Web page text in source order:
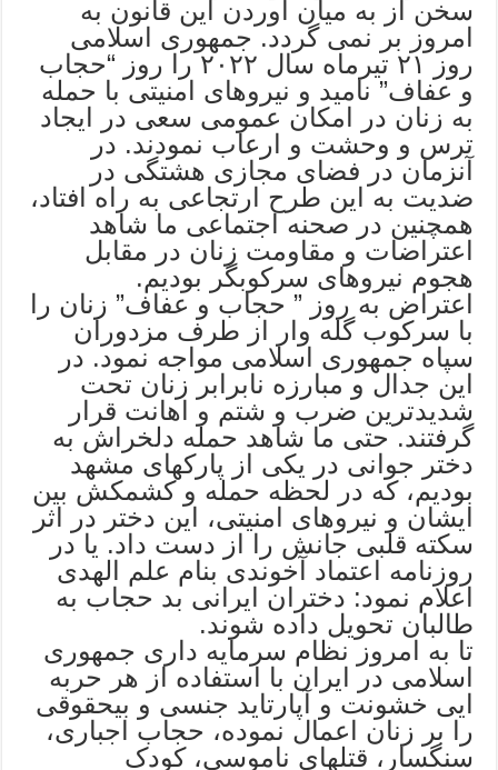
سخن از به میان آوردن این قانون به
امروز بر نمی گردد. جمهوری اسلامی
روز ۲۱ تیرماه سال ۲۰۲۲ را روز “حجاب
و عفاف” نامید و نیروهای امنیتی با حمله
به زنان در امکان عمومی سعی در ایجاد
ترس و وحشت و ارعاب نمودند. در
آنزمان در فضای مجازی هشتگی در
ضدیت به این طرح ارتجاعی به راه افتاد،
همچنین در صحنه اجتماعی ما شاهد
اعتراضات و مقاومت زنان در مقابل
هجوم نیروهای سرکوبگر بودیم.
اعتراض به روز ” حجاب و عفاف” زنان را
با سرکوب گله وار از طرف مزدوران
سپاه جمهوری اسلامی مواجه نمود. در
این جدال و مبارزه نابرابر زنان تحت
شدیدترین ضرب و شتم و اهانت قرار
گرفتند. حتی ما شاهد حمله دلخراش به
دختر جوانی در یکی از پارکهای مشهد
بودیم، که در لحظه حمله و کشمکش بین
ایشان و نیروهای امنیتی، این دختر در اثر
سکته قلبی جانش را از دست داد. یا در
روزنامه اعتماد آخوندی بنام علم الهدی
اعلام نمود: دختران ایرانی بد حجاب به
طالبان تحویل داده شوند.
تا به امروز نظام سرمایه داری جمهوری
اسلامی در ایران با استفاده از هر حربه
ایی خشونت و آپارتاید جنسی و بیحقوقی
را بر زنان اعمال نموده، حجاب اجباری،
سنگسار، قتلهای ناموسی، کودک